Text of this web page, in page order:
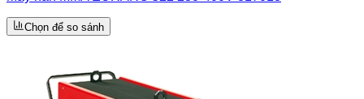
Chọn để so sánh